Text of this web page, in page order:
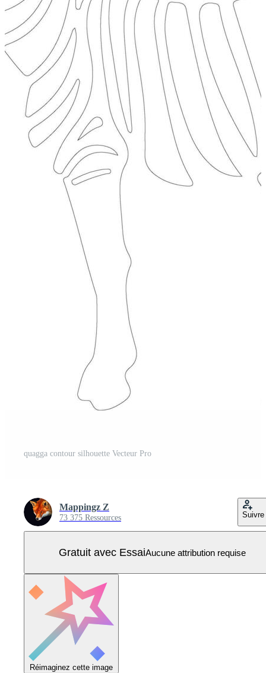
quagga contour silhouette Vecteur Pro
Mappingz Z
73 375 Ressources Suivre
Gratuit avec EssaiAucune attribution requise
Réimaginez cette image